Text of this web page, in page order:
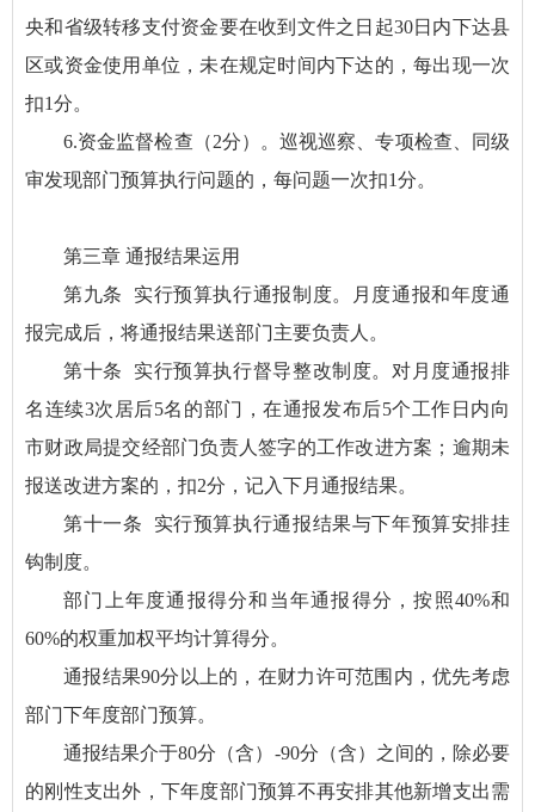
央和省级转移支付资金要在收到文件之日起30日内下达县
区或资金使用单位，未在规定时间内下达的，每出现一次
扣1分。
6.资金监督检查（2分）。巡视巡察、专项检查、同级
审发现部门预算执行问题的，每问题一次扣1分。
第三章 通报结果运用
第九条 实行预算执行通报制度。月度通报和年度通
报完成后，将通报结果送部门主要负责人。
第十条 实行预算执行督导整改制度。对月度通报排
名连续3次居后5名的部门，在通报发布后5个工作日内向
市财政局提交经部门负责人签字的工作改进方案；逾期未
报送改进方案的，扣2分，记入下月通报结果。
第十一条 实行预算执行通报结果与下年预算安排挂
钩制度。
部门上年度通报得分和当年通报得分，按照40%和
60%的权重加权平均计算得分。
通报结果90分以上的，在财力许可范围内，优先考虑
部门下年度部门预算。
通报结果介于80分（含）-90分（含）之间的，除必要
的刚性支出外，下年度部门预算不再安排其他新增支出需